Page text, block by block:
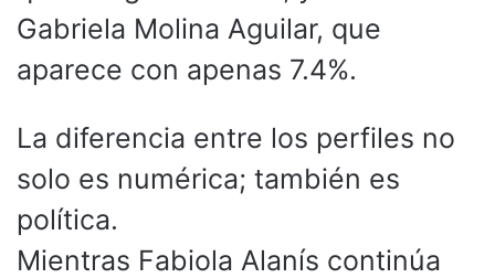
Gabriela Molina Aguilar, que
aparece con apenas 7.4%.
La diferencia entre los perfiles no
solo es numérica; también es
política.
Mientras Fabiola Alanís continúa